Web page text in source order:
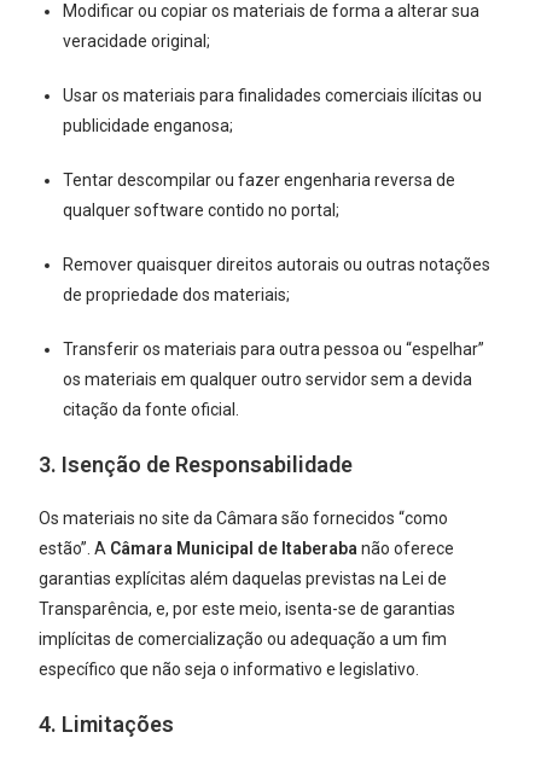
Modificar ou copiar os materiais de forma a alterar sua
veracidade original;
Usar os materiais para finalidades comerciais ilícitas ou
publicidade enganosa;
Tentar descompilar ou fazer engenharia reversa de
qualquer software contido no portal;
Remover quaisquer direitos autorais ou outras notações
de propriedade dos materiais;
Transferir os materiais para outra pessoa ou “espelhar”
os materiais em qualquer outro servidor sem a devida
citação da fonte oficial.
3. Isenção de Responsabilidade
Os materiais no site da Câmara são fornecidos “como
estão”. A Câmara Municipal de Itaberaba não oferece
garantias explícitas além daquelas previstas na Lei de
Transparência, e, por este meio, isenta-se de garantias
implícitas de comercialização ou adequação a um fim
específico que não seja o informativo e legislativo.
4. Limitações